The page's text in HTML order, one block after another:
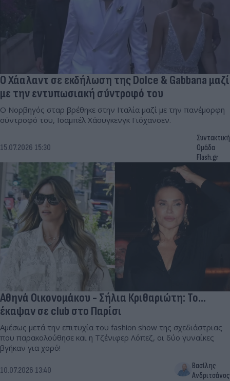
Ο Χάαλαντ σε εκδήλωση της Dolce & Gabbana μαζί
με την εντυπωσιακή σύντροφό του
Ο Νορβηγός σταρ βρέθηκε στην Ιταλία μαζί με την πανέμορφη
σύντροφό του, Ισαμπέλ Χάουγκενγκ Γιόχανσεν.
15.07.2026 15:30
Συντακτική
Ομάδα
Flash.gr
Αθηνά Οικονομάκου - Σήλια Κριθαριώτη: Το...
έκαψαν σε club στο Παρίσι
Αμέσως μετά την επιτυχία του fashion show της σχεδιάστριας
που παρακολούθησε και η Τζένιφερ Λόπεζ, οι δύο γυναίκες
βγήκαν για χορό!
10.07.2026 13:40
Βασίλης
Ανδριτσάνος